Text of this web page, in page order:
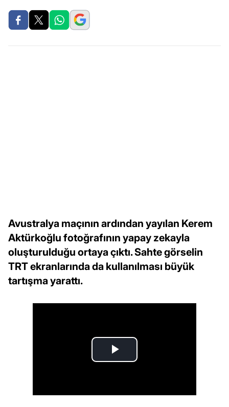
Avustralya maçının ardından yayılan Kerem
Aktürkoğlu fotoğrafının yapay zekayla
oluşturulduğu ortaya çıktı. Sahte görselin
TRT ekranlarında da kullanılması büyük
tartışma yarattı.